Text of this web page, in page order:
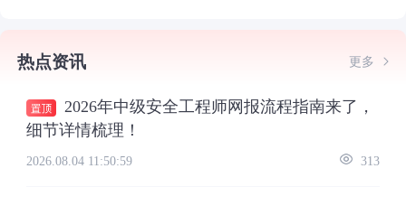
热点资讯 更多
2026年中级安全工程师网报流程指南来了，
细节详情梳理！
2026.08.04 11:50:59 313